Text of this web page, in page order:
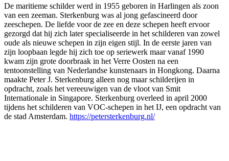
De maritieme schilder werd in 1955 geboren in Harlingen als zoon
van een zeeman. Sterkenburg was al jong gefascineerd door
zeeschepen. De liefde voor de zee en deze schepen heeft ervoor
gezorgd dat hij zich later specialiseerde in het schilderen van zowel
oude als nieuwe schepen in zijn eigen stijl. In de eerste jaren van
zijn loopbaan legde hij zich toe op seriewerk maar vanaf 1990
kwam zijn grote doorbraak in het Verre Oosten na een
tentoonstelling van Nederlandse kunstenaars in Hongkong. Daarna
maakte Peter J. Sterkenburg alleen nog maar schilderijen in
opdracht, zoals het vereeuwigen van de vloot van Smit
Internationale in Singapore. Sterkenburg overleed in april 2000
tijdens het schilderen van VOC-schepen in het IJ, een opdracht van
de stad Amsterdam. https://petersterkenburg.nl/